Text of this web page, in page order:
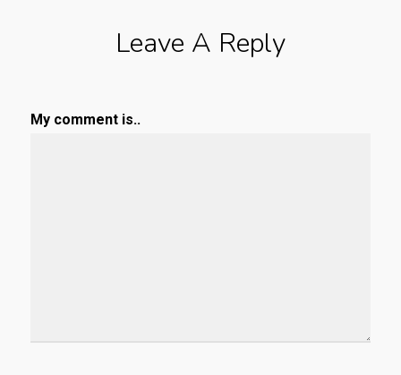
Leave A Reply
My comment is..